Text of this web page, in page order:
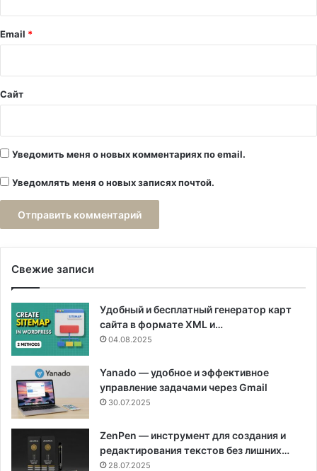
й
Email *
Сайт
Уведомить меня о новых комментариях по email.
Уведомлять меня о новых записях почтой.
Свежие записи
Удобный и бесплатный генератор карт
сайта в формате XML и…
04.08.2025
Yanado — удобное и эффективное
управление задачами через Gmail
30.07.2025
ZenPen — инструмент для создания и
редактирования текстов без лишних…
28.07.2025